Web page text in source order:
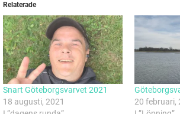
Relaterade
Snart Göteborgsvarvet 2021
18 augusti, 2021
20 februari,